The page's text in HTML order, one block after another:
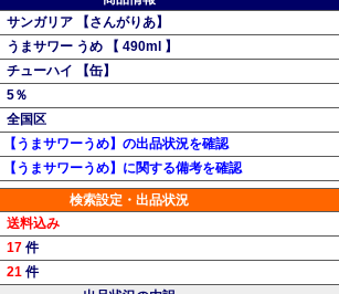
サンガリア 【さんがりあ】
うまサワー うめ 【 490ml 】
チューハイ 【缶】
5％
全国区
【うまサワーうめ】の出品状況を確認
【うまサワーうめ】に関する備考を確認
検索設定・出品状況
送料込み
17 件
21 件